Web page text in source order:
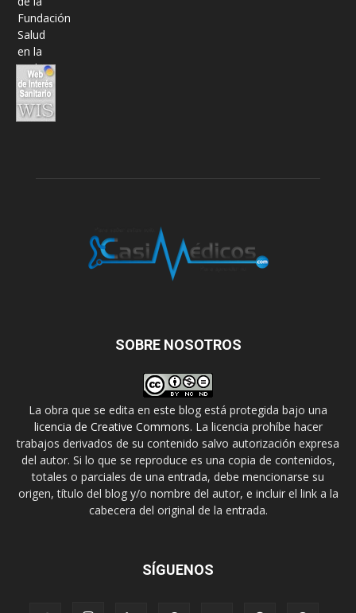
SOBRE NOSOTROS
La obra que se edita en este blog está protegida bajo una
licencia de Creative Commons. La licencia prohíbe hacer
trabajos derivados de su contenido salvo autorización expresa
del autor. Si lo que se reproduce es una copia de contenidos,
totales o parciales de una entrada, debe mencionarse su
origen, título del blog y/o nombre del autor, e incluir el link a la
cabecera del original de la entrada.
SÍGUENOS